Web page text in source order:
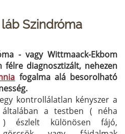
Szindróma
- vagy Wittmaack-Ekbom
félre diagnosztizált, nehezen
fogalma alá besorolható
kontrollálatlan kényszer a
általában a testben ( néha
észlelt különösen fájó,